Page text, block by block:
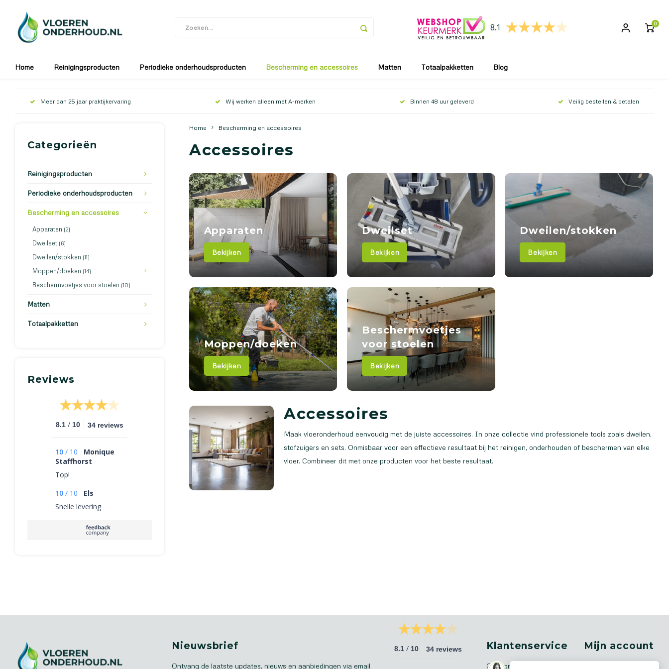
8.1 0
Home Reinigingsproducten Periodieke onderhoudsproducten Bescherming en accessoires Matten Totaalpakketten Blog
Meer dan 25 jaar praktijkervaring Wij werken alleen met A-merken Binnen 48 uur geleverd Veilig bestellen & betalen
Categorieën
Reinigingsproducten
Periodieke onderhoudsproducten
Bescherming en accessoires
Apparaten (2)
Dweilset (6)
Dweilen/stokken (11)
Moppen/doeken (14)
Beschermvoetjes voor stoelen (10)
Matten
Totaalpakketten
Reviews
8.1 / 10 34 reviews
10 / 10
Monique
Staffhorst
Top!
10 / 10
Els
Snelle levering
Home Bescherming en accessoires
Accessoires
Apparaten
Bekijken
Dweilset
Bekijken
Dweilen/stokken
Bekijken
Moppen/doeken
Bekijken
Beschermvoetjes
voor stoelen
Bekijken
Accessoires
Maak vloeronderhoud eenvoudig met de juiste accessoires. In onze collectie vind professionele tools zoals dweilen,
stofzuigers en sets. Onmisbaar voor een effectieve resultaat bij het reinigen, onderhouden of beschermen van elke
vloer. Combineer dit met onze producten voor het beste resultaat.
Nieuwsbrief
Ontvang de laatste updates, nieuws en aanbiedingen via email
8.1 / 10 34 reviews Klantenservice
Over ons
Mijn account